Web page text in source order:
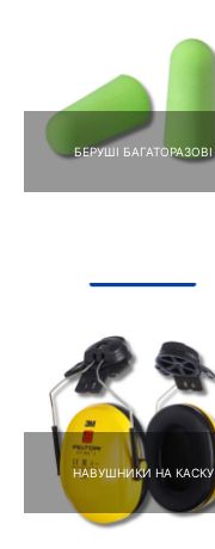
БЕРУШІ БАГАТОРАЗОВІ
НАВУШНИКИ НА КАСКУ